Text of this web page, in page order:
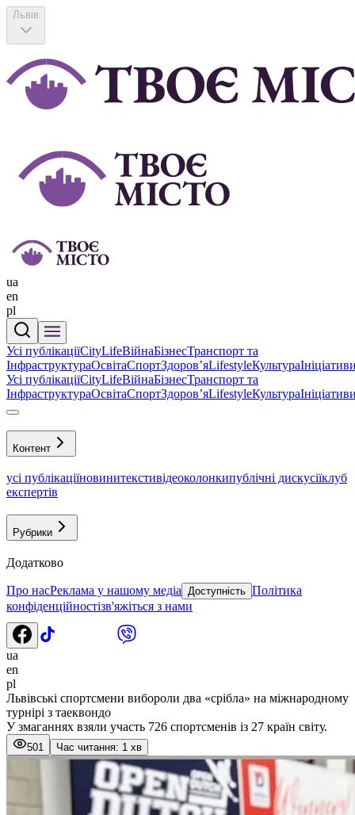
Львів
ua
en
pl
Усі публікаціїCityLifeВійнаБізнесТранспорт та
ІнфраструктураОсвітаСпортЗдоровʼяLifestyleКультура
Усі публікаціїCityLifeВійнаБізнесТранспорт та
ІнфраструктураОсвітаСпортЗдоровʼяLifestyleКультура
Контент
усі публікаціїновинитекстивідеоколонкипублічні дискусіїклуб
експертів
Рубрики
Додатково
Про насРеклама у нашому медіа Доступність Політика
конфіденційностізв'яжіться з нами
ua
en
pl
Львівські спортсмени вибороли два «срібла» на міжнародному
турнірі з таеквондо
У змаганнях взяли участь 726 спортсменів із 27 країн світу.
501 Час читання: 1 хв